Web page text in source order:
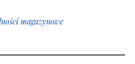
magazynowe